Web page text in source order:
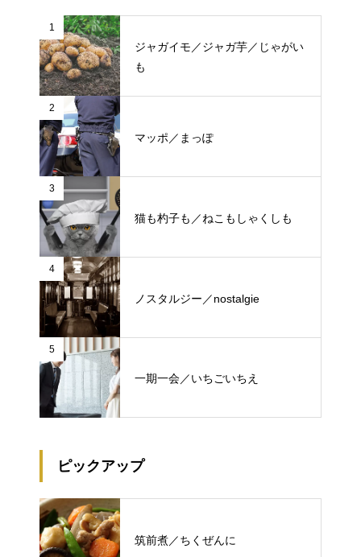
1
ジャガイモ／ジャガ芋／じゃがい
も
2
マッポ／まっぽ
3
猫も杓子も／ねこもしゃくしも
4
ノスタルジー／nostalgie
5
一期一会／いちごいちえ
ピックアップ
筑前煮／ちくぜんに